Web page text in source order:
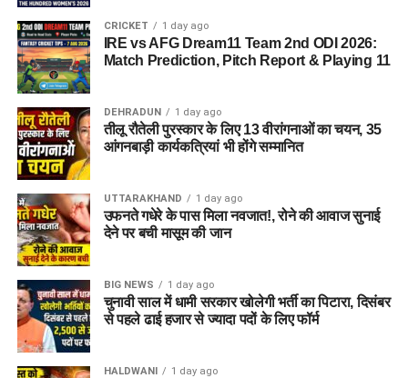
बदलता था और खुद को कभी गृह मंत्रालय, कभी रक्षा मंत्रालय तो कभी
सेना का वरिष्ठ अधिकारी बताकर लोगों का भरोसा जीतता था।
5. पुलिस को आरोपी के पास से क्या बरामद
हुआ?
तलाशी के दौरान आरोपी के पास से सेना की वर्दी, बैज, कैप और वॉकी-टॉकी
बरामद किए गए हैं।
ML vs TRT Dream11 Prediction Match 25: Pitch
Report, Playing 11 & Fantasy Tips
ML-W vs TRT-W Dream11 Prediction Match 25 |
The Hundred Women 2026
धामी कैबिनेट में 15 प्रस्तावों पर मुहर, मजदूरों, युवाओं और
गौपालकों के लिए गए बड़े फैसले
BJP के Survey ने खोली विधायकों की पोल, 32 चेहरे रेड जोन
CRICKET 1 day ago
IRE vs AFG Dream11 Team 2nd ODI 2026:
Match Prediction, Pitch Report & Playing 11
DEHRADUN 1 day ago
तीलू रौतेली पुरस्कार के लिए 13 वीरांगनाओं का चयन, 35
आंगनबाड़ी कार्यकत्रियां भी होंगे सम्मानित
UTTARAKHAND 1 day ago
उफनते गधेरे के पास मिला नवजात!, रोने की आवाज सुनाई
देने पर बची मासूम की जान
BIG NEWS 1 day ago
चुनावी साल में धामी सरकार खोलेगी भर्ती का पिटारा, दिसंबर
से पहले ढाई हजार से ज्यादा पदों के लिए फॉर्म
HALDWANI 1 day ago